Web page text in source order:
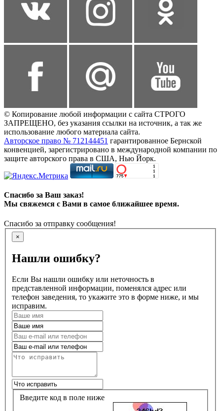
© Копирование любой информации с сайта СТРОГО
ЗАПРЕЩЕНО, без указания ссылки на источник, а так же
использование любого материала сайта.
Авторское право № 712144451 гарантированное Бернской
конвенцией, зарегистрировано в международной компании по
защите авторского права в США, Нью Йорк.
Спасибо за Ваш заказ!
Мы свяжемся с Вами в самое ближайшее время.
Спасибо за отправку сообщения!
×
Нашли ошибку?
Если Вы нашли ошибку или неточность в
представленной информации, поменялся адрес или
телефон заведения, то укажите это в форме ниже, и мы
исправим.
Введите код в поле ниже